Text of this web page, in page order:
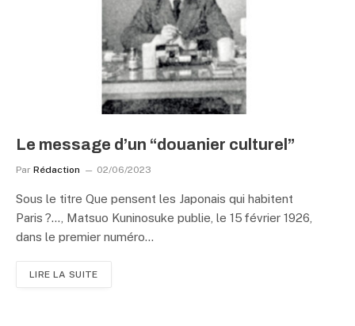
Le message d’un “douanier culturel”
Par Rédaction 02/06/2023
Sous le titre Que pensent les Japonais qui habitent
Paris ?…, Matsuo Kuninosuke publie, le 15 février 1926,
dans le premier numéro…
LIRE LA SUITE